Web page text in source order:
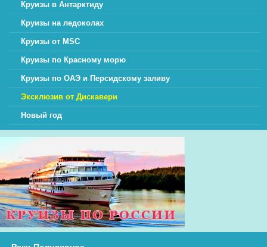
Круизы в Антарктиду
Круизы на ледоколах
Круизы от MSC
Круизы по Красному морю
Круизы по ОАЭ и Персидскому заливу
Эксклюзив от Дискавери
Новый год